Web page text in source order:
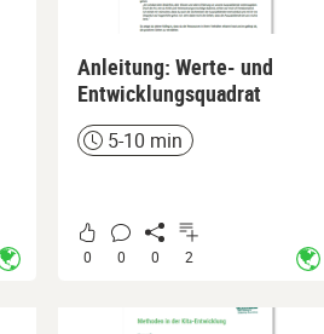
Anleitung: Werte- und
Entwicklungsquadrat
Zeit5-10 min
0 0 0 2